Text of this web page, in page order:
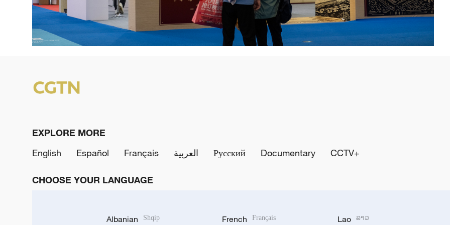
EXPLORE MORE
English
Español Français العربية Русский Documentary CCTV+
CHOOSE YOUR LANGUAGE
Albanian Shqip French Français Lao ລາວ